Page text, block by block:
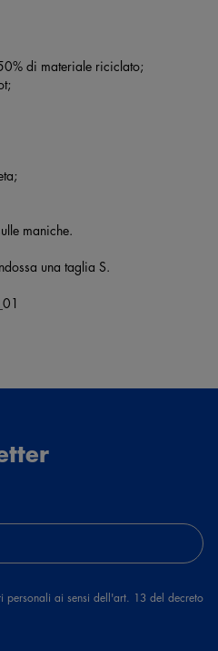
di materiale riciclato;
maniche.
una taglia S.
personali ai sensi dell'art. 13 del decreto